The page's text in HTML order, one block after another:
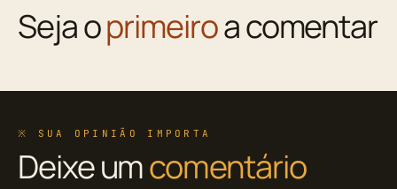
Seja oprimeiroa comentar
※ SUA OPINIÃO IMPORTA
Deixe umcomentário